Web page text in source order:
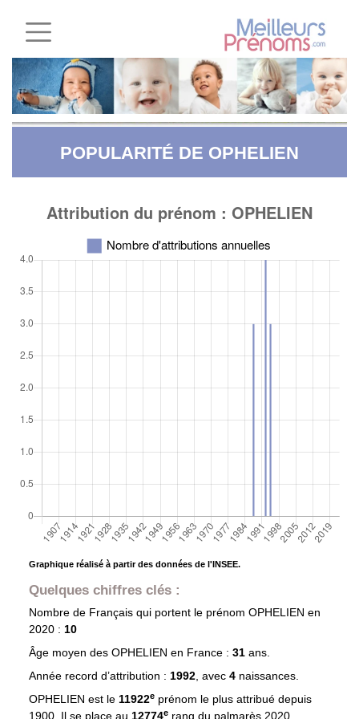
POPULARITÉ DE OPHELIEN
Graphique réalisé à partir des données de l'INSEE.
Quelques chiffres clés :
Nombre de Français qui portent le prénom OPHELIEN en
2020 : 10
Âge moyen des OPHELIEN en France : 31 ans.
Année record d’attribution : 1992, avec 4 naissances.
OPHELIEN est le 11922eprénom le plus attribué depuis
1900. Il se place au 12774e rang du palmarès 2020.